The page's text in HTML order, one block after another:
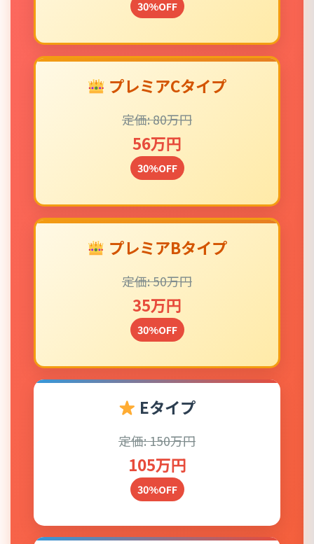
30%OFF
プレミアCタイプ
定価: 80万円
56万円
30%OFF
プレミアBタイプ
定価: 50万円
35万円
30%OFF
Eタイプ
定価: 150万円
105万円
30%OFF